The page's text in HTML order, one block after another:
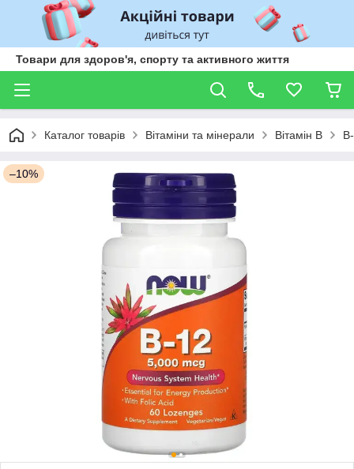
Товари для здоров'я, спорту та активного життя
Каталог товарів Вітаміни та мінерали Вітамін В
–10%